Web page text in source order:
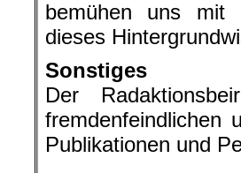
bemühen uns mit
dieses
Sonstiges
Der
fremdenfeindlichen
Publikationen und